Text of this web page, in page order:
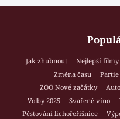
Jak zhubnout Nejlepší filmy
Změna času
Partie
ZOO Nové začátky
Volby 2025
Svařené víno
Pěstování lichořeřišnice